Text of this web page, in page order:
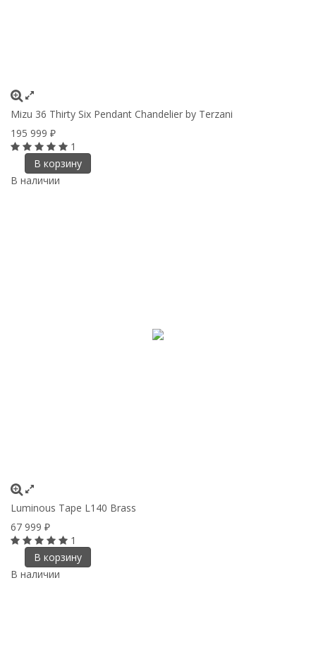
Mizu 36 Thirty Six Pendant Chandelier by Terzani
195 999 ₽
1
В корзину
В наличии
Luminous Tape L140 Brass
67 999 ₽
1
В корзину
В наличии